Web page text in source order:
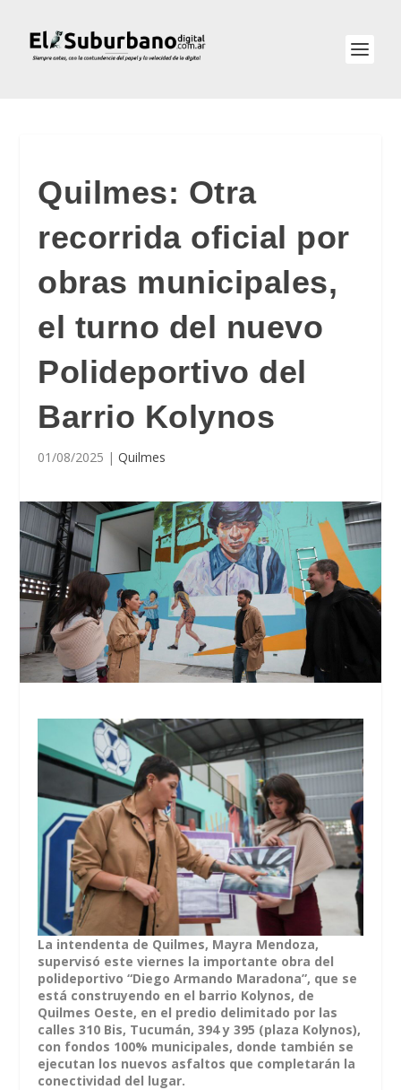
Quilmes: Otra
recorrida oficial por
obras municipales,
el turno del nuevo
Polideportivo del
Barrio Kolynos
01/08/2025 |Quilmes
La intendenta de Quilmes, Mayra Mendoza,
supervisó este viernes la importante obra del
polideportivo “Diego Armando Maradona”, que se
está construyendo en el barrio Kolynos, de
Quilmes Oeste, en el predio delimitado por las
calles 310 Bis, Tucumán, 394 y 395 (plaza Kolynos),
con fondos 100% municipales, donde también se
ejecutan los nuevos asfaltos que completarán la
conectividad del lugar.